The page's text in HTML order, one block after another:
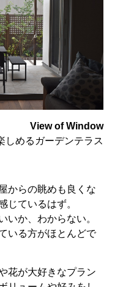
View of Window
しめるガーデンテラス
からの眺めも良くな
じているはず。
いか、わからない。
いる方がほとんどで
花が大好きなプラン